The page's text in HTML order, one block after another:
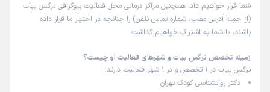
این پزشک را پیشنهاد میکنم
زمان انتظار:45-90 دقیقه
بده تو چند جلسه ای که باهاشون مشاوره داشتم به نتایج خوبی
رسیدم
شما قرار خواهیم داد. همچنین مراکز درمانی محل فعالیت بیوگرافی نرگس بیات
(از جمله آدرس مطب، شماره تماس تلفن) را چنانچه در اختیار ما قرار داده
باشند، با شما به اشتراک خواهیم گذاشت.
زمینه تخصص نرگس بیات و شهرهای فعالیت او چیست؟
نرگس بیات در 1 تخصص و در 1 شهر فعالیت دارند:
دکتر روانشناسی کودک تهران